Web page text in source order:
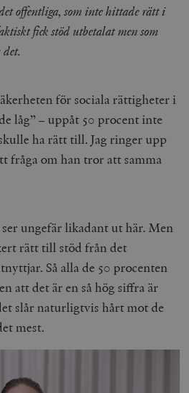
offentliga, som inte hittade rätt i
fick stöd utbetalat men som
för sociala rättigheter i
låg” – uppåt 50 procent inte
ha rätt till. Jag ringer upp
fråga om han tror att samma
ungefär likadant ut här. Men
rätt till stöd från det
Så alla de 50 procenten
att det är en så hög siffra är
slår naturligtvis hårt mot de
mest.